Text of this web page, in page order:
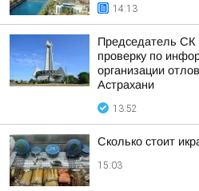
14:13
Председатель СК
проверку по
организации
Астрахани
13:52
Сколько стоит
15:03